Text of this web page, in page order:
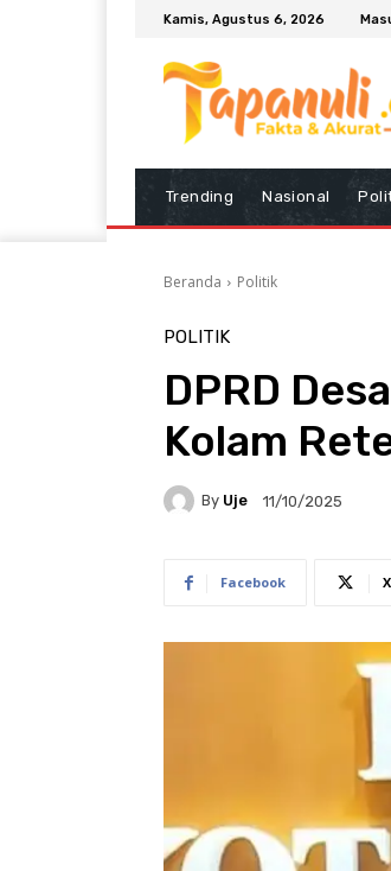
Kamis, Agustus 6, 2026
Trending Nasional
Beranda Politik
POLITIK
DPRD
Kolam
By Uje 11/10/2025
Facebook X